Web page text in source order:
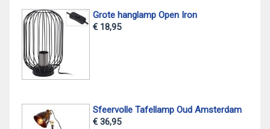
Grote hanglamp Open Iron
€ 18,95
Sfeervolle Tafellamp Oud Amsterdam
€ 36,95